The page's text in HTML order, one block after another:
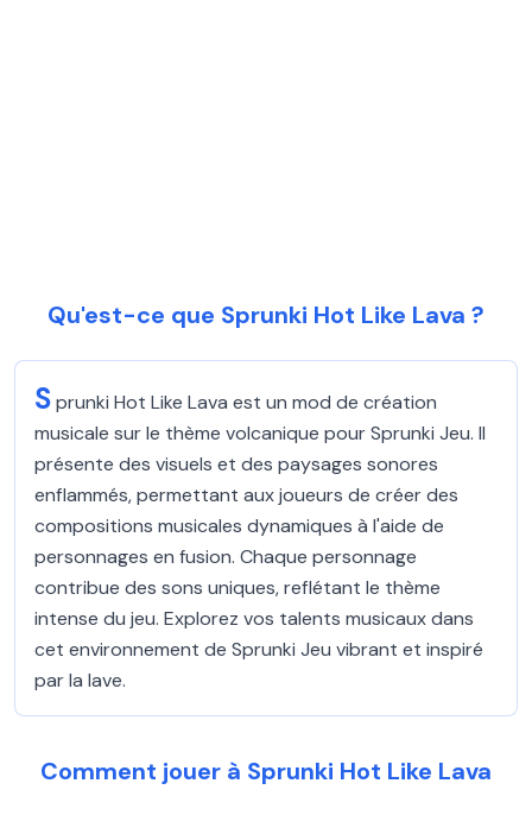
Qu'est-ce que Sprunki Hot Like Lava ?
Sprunki Hot Like Lava est un mod de création
musicale sur le thème volcanique pour Sprunki Jeu. Il
présente des visuels et des paysages sonores
enflammés, permettant aux joueurs de créer des
compositions musicales dynamiques à l'aide de
personnages en fusion. Chaque personnage
contribue des sons uniques, reflétant le thème
intense du jeu. Explorez vos talents musicaux dans
cet environnement de Sprunki Jeu vibrant et inspiré
par la lave.
Comment jouer à Sprunki Hot Like Lava